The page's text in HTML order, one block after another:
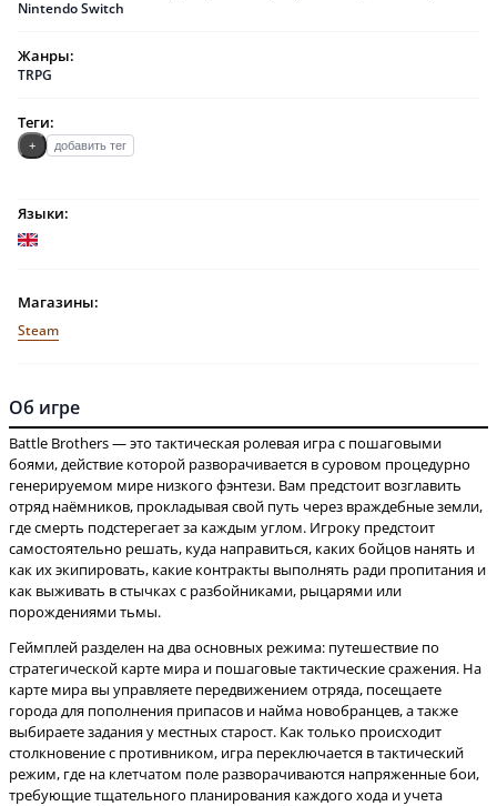
Nintendo Switch
Жанры:
TRPG
Теги:
+ добавить тег
Языки:
Магазины:
Steam
Об игре
Battle Brothers — это тактическая ролевая игра с пошаговыми
боями, действие которой разворачивается в суровом процедурно
генерируемом мире низкого фэнтези. Вам предстоит возглавить
отряд наёмников, прокладывая свой путь через враждебные земли,
где смерть подстерегает за каждым углом. Игроку предстоит
самостоятельно решать, куда направиться, каких бойцов нанять и
как их экипировать, какие контракты выполнять ради пропитания и
как выживать в стычках с разбойниками, рыцарями или
Геймплей разделен на два основных режима: путешествие по
стратегической карте мира и пошаговые тактические сражения. На
карте мира вы управляете передвижением отряда, посещаете
города для пополнения припасов и найма новобранцев, а также
выбираете задания у местных старост. Как только происходит
столкновение с противником, игра переключается в тактический
режим, где на клетчатом поле разворачиваются напряженные бои,
требующие тщательного планирования каждого хода и учета